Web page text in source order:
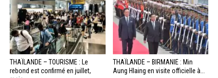
THAÏLANDE – TOURISME : Le
rebond est confirmé en juillet,
THAÏLANDE – BIRMANIE : Min
Aung Hlaing en visite officielle à...